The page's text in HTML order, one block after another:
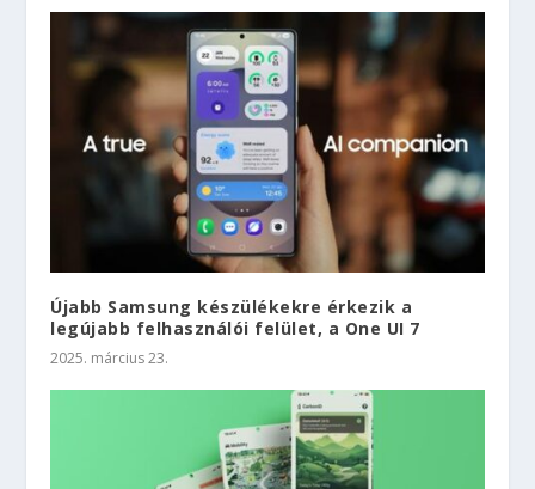
Újabb Samsung készülékekre érkezik a
legújabb felhasználói felület, a One UI 7
2025. március 23.